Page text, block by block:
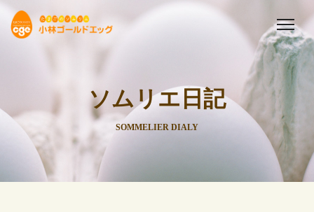
ソムリエ日記
SOMMELIER DIALY